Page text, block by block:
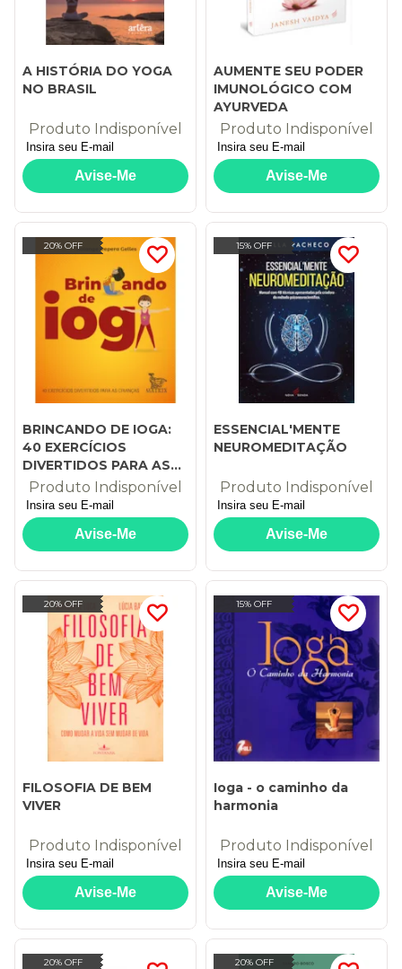
A HISTÓRIA DO YOGA
NO BRASIL
Produto Indisponível
AUMENTE SEU PODER
IMUNOLÓGICO COM
AYURVEDA
Produto Indisponível
20% OFF
BRINCANDO DE IOGA:
40 EXERCÍCIOS
DIVERTIDOS PARA AS
CRIANÇAS
Produto Indisponível
15% OFF
ESSENCIAL'MENTE
NEUROMEDITAÇÃO
Produto Indisponível
20% OFF
FILOSOFIA DE BEM
VIVER
Produto Indisponível
15% OFF
Ioga - o caminho da
harmonia
Produto Indisponível
20% OFF 20% OFF